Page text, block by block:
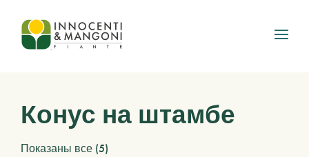
Skip to main content
Конус на штамбе
Показаны все (5)